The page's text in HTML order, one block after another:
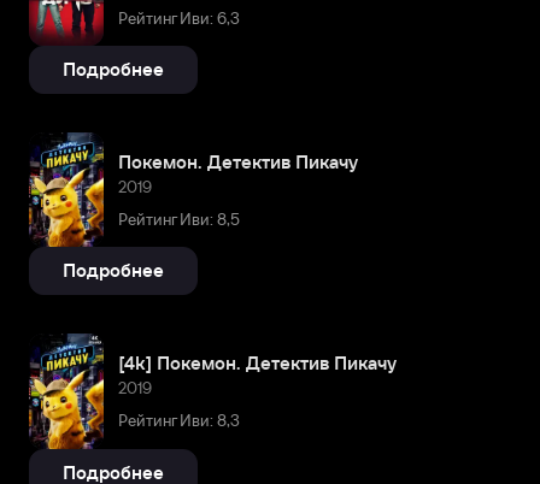
Рейтинг Иви: 6,3
Подробнее
Покемон. Детектив Пикачу
2019
Рейтинг Иви: 8,5
Подробнее
[4k] Покемон. Детектив Пикачу
2019
Рейтинг Иви: 8,3
Подробнее